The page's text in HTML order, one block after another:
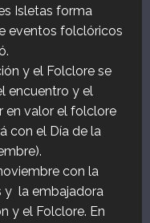
Isletas forma
eventos folclóricos
y el Folclore se
encuentro y el
en valor el folclore
con el Día de la
con la
y la embajadora
y el Folclore. En